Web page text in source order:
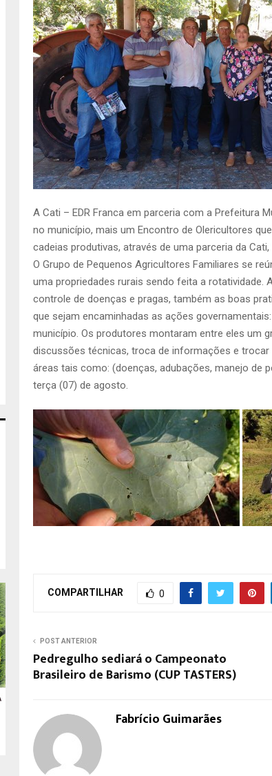
A Cati – EDR Franca em parceria com a Prefeitura
no município, mais um Encontro de Olericultores
cadeias produtivas, através de uma parceria da
O Grupo de Pequenos Agricultores Familiares se
uma propriedades rurais sendo feita a rotatividade.
controle de doenças e pragas, também as boas
que sejam encaminhadas as ações
município. Os produtores montaram entre eles um
discussões técnicas, troca de informações e
áreas tais como: (doenças, adubações, manejo de
terça (07) de agosto.
COMPARTILHAR 0
POST ANTERIOR
Pedregulho sediará o Campeonato
Brasileiro de Barismo (CUP TASTERS)
Fabrício Guimarães